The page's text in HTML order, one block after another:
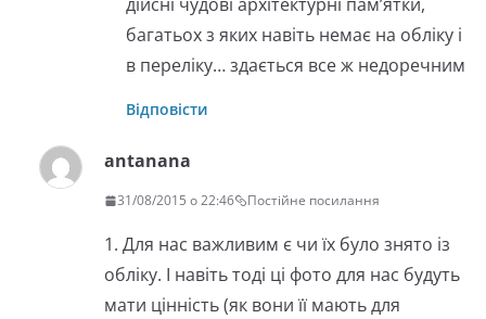
багатьох з яких навіть немає на обліку і
в переліку… здається все ж недоречним
Відповісти
antanana
31/08/2015 о 22:46 Постійне посилання
1. Для нас важливим є чи їх було знято із
обліку. І навіть тоді ці фото для нас будуть
мати цінність (як вони її мають для